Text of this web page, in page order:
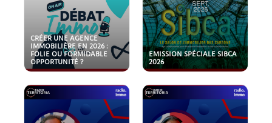
CRÉER UNE AGENCE
IMMOBILIÈRE EN 2026 :
FOLIE OU FORMIDABLE
OPPORTUNITÉ ?
EMISSION SPÉCIALE SIBCA
2026